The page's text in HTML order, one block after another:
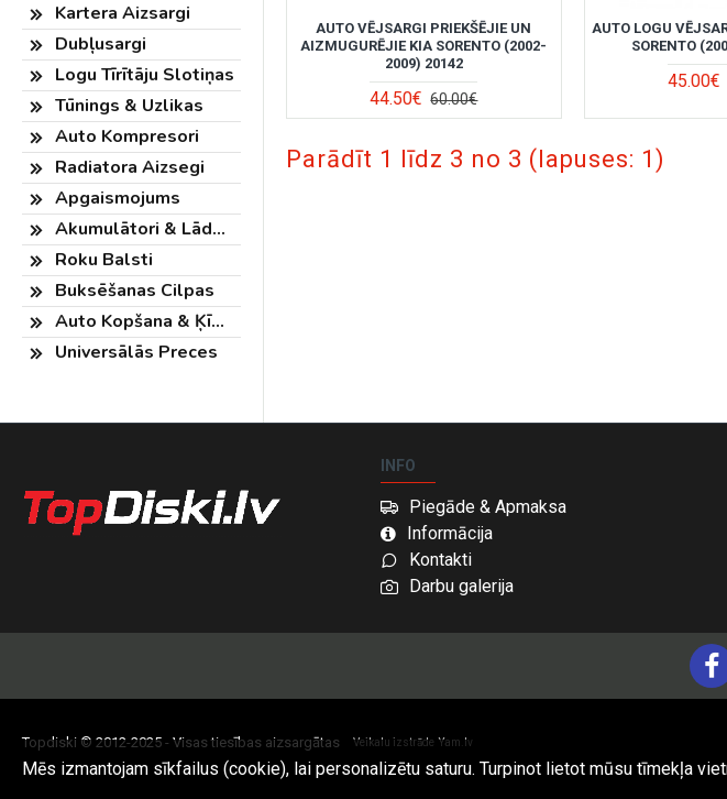
Kartera Aizsargi
Dubļusargi
Logu Tīrītāju Slotiņas
Tūnings & Uzlikas
Auto Kompresori
Radiatora Aizsegi
Apgaismojums
Akumulātori & Lādētāji
Roku Balsti
Buksēšanas Cilpas
Auto Kopšana & Ķīmija
Universālās Preces
AUTO VĒJSARGI PRIEKŠĒJIE UN
AIZMUGURĒJIE KIA SORENTO (2002-
2009) 20142
44.50€ 60.00€
AUTO LOGU
SORENTO
45.00€
Parādīt 1 līdz 3 no 3 (lapuses: 1)
INFO
Piegāde & Apmaksa
Informācija
Kontakti
Darbu galerija
Topdiski © 2012-2025 - Visas tiesības aizsargātas Veikalu izstrāde Yam.lv
Mēs izmantojam sīkfailus (cookie), lai personalizētu saturu. Turpinot lietot mūsu tīmekļa